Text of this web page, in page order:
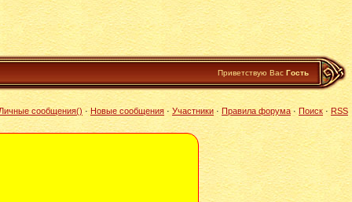
Приветствую Вас Гость
сообщения()·Новые сообщения· Участники·Правила форума·Поиск· RSS